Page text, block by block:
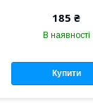
185 ₴
В наявності
Купити